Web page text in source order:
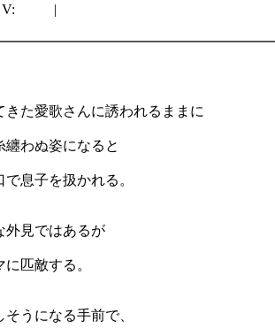
|
きた愛歌さんに誘われるままに
纏わぬ姿になると
息子を扱かれる。
外見ではあるが
匹敵する。
うになる手前で、